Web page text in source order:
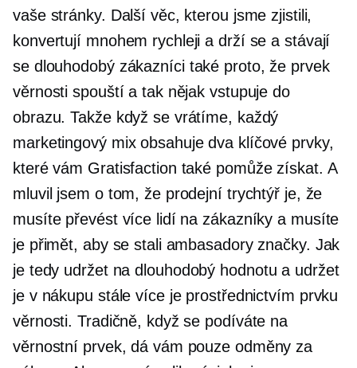
vaše stránky. Další věc, kterou jsme zjistili,
konvertují mnohem rychleji a drží se a stávají
se dlouhodobýzákazníci také proto, že prvek
věrnosti spouští a tak nějak vstupuje do
obrazu. Takže když se vrátíme, každý
marketingový mix obsahuje dva klíčové prvky,
které vám Gratisfaction také pomůže získat. A
mluvil jsem o tom, že prodejní trychtýř je, že
musíte převést více lidí na zákazníky a musíte
je přimět, aby se stali ambasadory značky. Jak
je tedy udržet nadlouhodobý hodnotu a udržet
je v nákupu stále více je prostřednictvím prvku
věrnosti. Tradičně, když se podíváte na
věrnostní prvek, dá vám pouze odměny za